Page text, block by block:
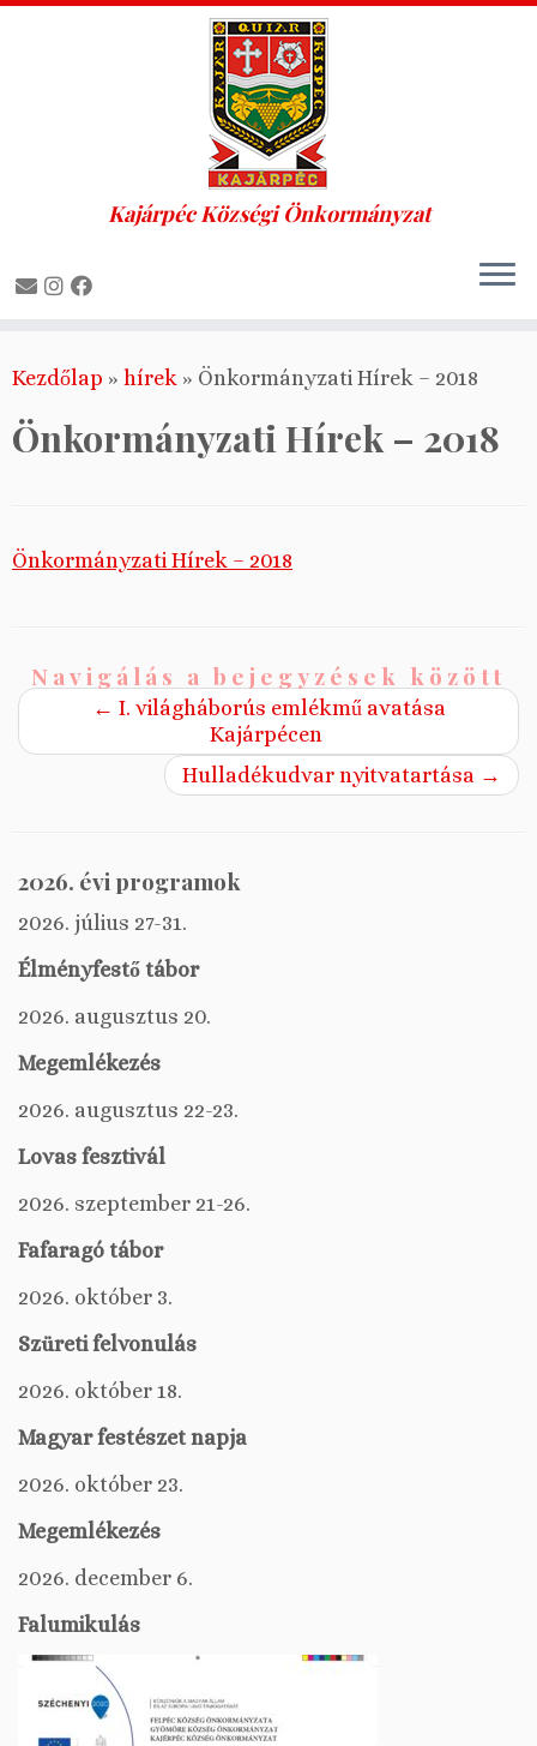
to
content
Kajárpéc Községi Önkormányzat
Kezdőlap » hírek » Önkormányzati Hírek – 2018
Önkormányzati Hírek – 2018
Önkormányzati Hírek – 2018
Navigálás a bejegyzések között
← I. világháborús emlékmű avatása
Kajárpécen
Hulladékudvar nyitvatartása →
2026. évi programok
2026. július 27-31.
Élményfestő tábor
2026. augusztus 20.
Megemlékezés
2026. augusztus 22-23.
Lovas fesztivál
2026. szeptember 21-26.
Fafaragó tábor
2026. október 3.
Szüreti felvonulás
2026. október 18.
Magyar festészet napja
2026. október 23.
Megemlékezés
2026. december 6.
Falumikulás